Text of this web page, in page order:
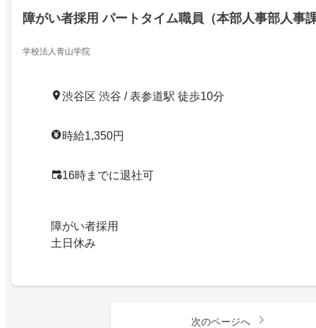
障がい者採用 パートタイム職員（本部人事部人事
学校法人青山学院
渋谷区 渋谷 / 表参道駅 徒歩10分
時給1,350円
16時までに退社可
障がい者採用
土日休み
次のページへ